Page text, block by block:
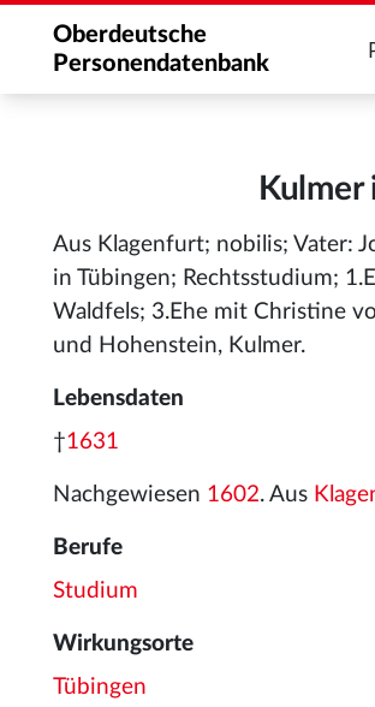
Oberdeutsche
Personendatenbank
Aus Klagenfurt; nobilis; Vater:
in Tübingen; Rechtsstudium;
Waldfels; 3.Ehe mit Christine
und Hohenstein, Kulmer.
Lebensdaten
†1631
Nachgewiesen 1602. Aus
Berufe
Studium
Wirkungsorte
Tübingen